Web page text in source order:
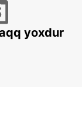
yoxdur